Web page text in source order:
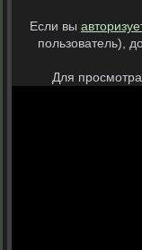
Если вы
пользователь),
Для